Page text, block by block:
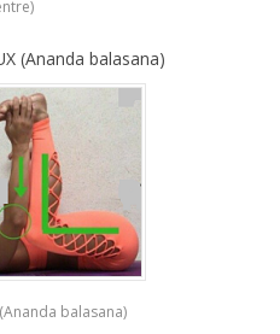
(Ananda balasana)
(Ananda balasana)